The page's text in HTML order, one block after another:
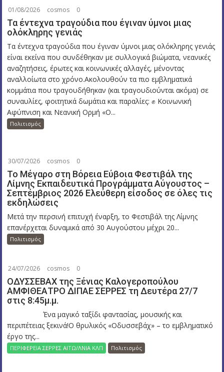
01/08/2026 cosmos 0
Τα έντεχνα τραγούδια που έγιναν ύμνοι μιας
ολόκληρης γενιάς
Τα έντεχνα τραγούδια που έγιναν ύμνοι μιας ολόκληρης γενιάς
είναι εκείνα που συνδέθηκαν με συλλογικά βιώματα, νεανικές
αναζητήσεις, έρωτες και κοινωνικές αλλαγές, μένοντας
αναλλοίωτα στο χρόνο.Ακολουθούν τα πιο εμβληματικά
κομμάτια που τραγουδήθηκαν (και τραγουδιούνται ακόμα) σε
συναυλίες, φοιτητικά δωμάτια και παραλίες: ✊ Κοινωνική
Αφύπνιση και Νεανική Ορμή «Ο...
Πολιτισμός
30/07/2026 cosmos 0
Το Μέγαρο στη Βόρεια Εύβοια Φεστιβάλ της
Λίμνης Εκπαιδευτικά Προγράμματα Αύγουστος –
Σεπτέμβριος 2026 Ελεύθερη είσοδος σε όλες τις
εκδηλώσεις
Μετά την περσινή επιτυχή έναρξη, το Φεστιβάλ της Λίμνης
επανέρχεται δυναμικά από 30 Αυγούστου μέχρι 20...
Πολιτισμός
24/07/2026 cosmos 0
ΟΔΥΣΣΕΒΑΧ της Ξένιας Καλογεροπούλου
ΑΜΦΙΘΕΑΤΡΟ ΔΙΠΑΕ ΣΕΡΡΕΣ τη Δευτέρα 27/7
στις 8:45μ.μ.
Ένα μαγικό ταξίδι φαντασίας, μουσικής και
περιπέτειας ξεκινά!Ο θρυλικός «Οδυσσεβάχ» – το εμβληματικό
έργο της...
ΠΕΡΙΦΕΡΕΙΑ ΣΕΡΡΕΣ ΑΙΤΩ/ΛΝΙΑ ΚΛΠ Πολιτισμός